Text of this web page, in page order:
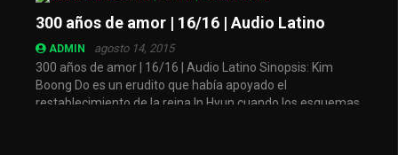
300 años de amor | 16/16 | Audio Latino
ADMIN agosto 14, 2015
300 años de amor | 16/16 | Audio Latino Sinopsis: Kim
Boong Do es un erudito que había apoyado el
restablecimiento de la reina In Hyun cuando los esquemas